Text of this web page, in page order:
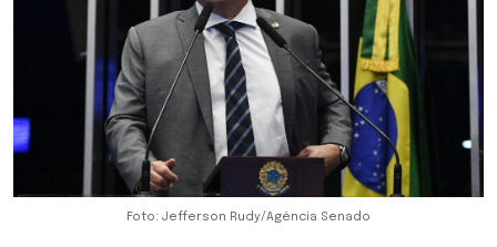
Foto: Jefferson Rudy/Agência Senado